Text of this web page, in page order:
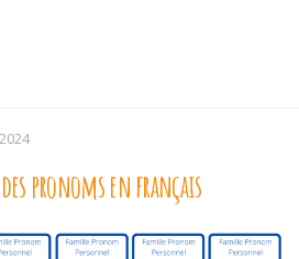
pronoms en français